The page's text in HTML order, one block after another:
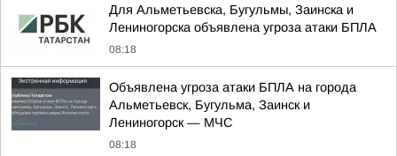
Для Альметьевска, Бугульмы, Заинска и
Лениногорска объявлена угроза атаки БПЛА
08:18
Объявлена угроза атаки БПЛА на города
Альметьевск, Бугульма, Заинск и
Лениногорск — МЧС
08:18